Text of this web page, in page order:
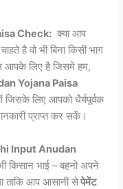
Check: क्या आप
है वो भी बिना किसी भाग
आपके लिए है जिसमे हम,
Yojana Paisa
जिसके लिए आपको धैर्यपूर्वक
प्राप्त कर सकें।
Input Anudan
भाई – बहनो अपने
ताकि आप आसानी सेपेमेंट